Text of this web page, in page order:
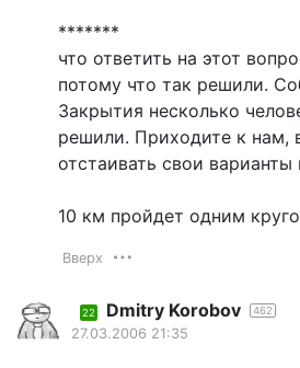
*******
что ответить на этот
потому что так решили.
Закрытия несколько
решили. Приходите к нам,
отстаивать свои варианты
10 км пройдет одним
Вверх
22 Dmitry Korobov 462
27.03.2006 21:35